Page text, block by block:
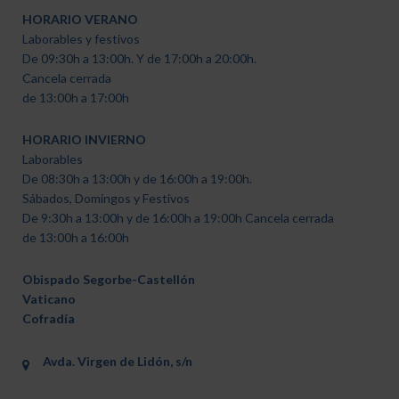
HORARIO VERANO
Laborables y festivos
De 09:30h a 13:00h. Y de 17:00h a 20:00h.
Cancela cerrada
de 13:00h a 17:00h
HORARIO INVIERNO
Laborables
De 08:30h a 13:00h y de 16:00h a 19:00h.
Sábados, Domingos y Festivos
De 9:30h a 13:00h y de 16:00h a 19:00h Cancela cerrada
de 13:00h a 16:00h
Obispado Segorbe-Castellón
Vaticano
Cofradía
Avda. Virgen de Lidón, s/n